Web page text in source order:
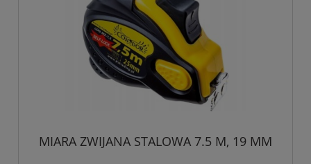
MIARA ZWIJANA STALOWA 7.5 M, 19 MM